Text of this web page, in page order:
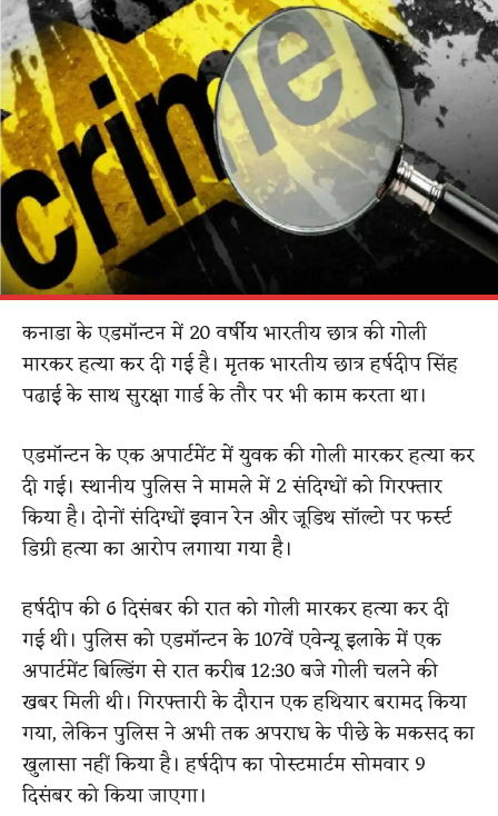
कनाडा के एडमॉन्टन में 20 वर्षीय भारतीय छात्र की गोली
मारकर हत्या कर दी गई है। मृतक भारतीय छात्र हर्षदीप सिंह
पढाई के साथ सुरक्षा गार्ड के तौर पर भी काम करता था।
एडमॉन्टन के एक अपार्टमेंट में युवक की गोली मारकर हत्या कर
दी गई। स्थानीय पुलिस ने मामले में 2 संदिग्धों को गिरफ्तार
किया है। दोनों संदिग्धों इवान रेन और जूडिथ सॉल्टो पर फर्स्ट
डिग्री हत्या का आरोप लगाया गया है।
हर्षदीप की 6 दिसंबर की रात को गोली मारकर हत्या कर दी
गई थी। पुलिस को एडमॉन्टन के 107वें एवेन्यू इलाके में एक
अपार्टमेंट बिल्डिंग से रात करीब 12:30 बजे गोली चलने की
खबर मिली थी। गिरफ्तारी के दौरान एक हथियार बरामद किया
गया, लेकिन पुलिस ने अभी तक अपराध के पीछे के मकसद का
खुलासा नहीं किया है। हर्षदीप का पोस्टमार्टम सोमवार 9
दिसंबर को किया जाएगा।